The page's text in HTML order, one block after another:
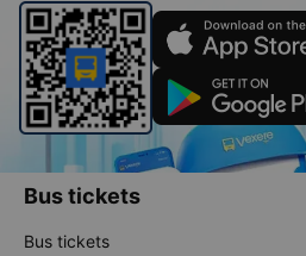
Bus tickets
Bus tickets